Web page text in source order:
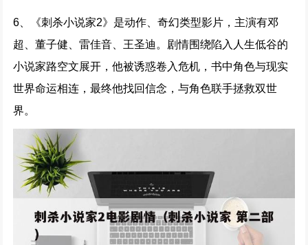
6、《刺杀小说家2》是动作、奇幻类型影片，主演有邓
超、董子健、雷佳音、王圣迪。剧情围绕陷入人生低谷的
小说家路空文展开，他被诱惑卷入危机，书中角色与现实
世界命运相连，最终他找回信念，与角色联手拯救双世
界。